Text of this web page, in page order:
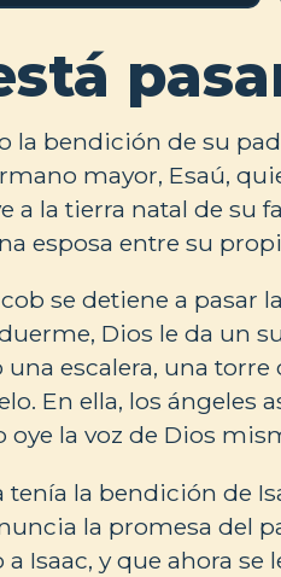
la bendición de su
mayor, Esaú,
a la tierra natal de su
esposa entre su
se detiene a pasar
Dios le da un
escalera, una torre
En ella, los ángeles
oye la voz de Dios
la bendición de
la promesa del
Isaac, y que ahora